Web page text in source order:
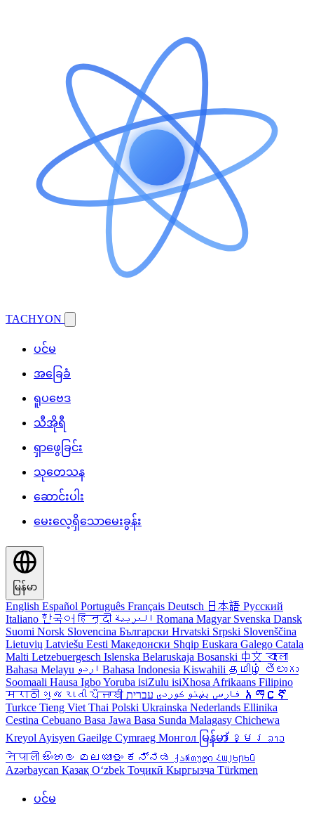
TACHYON
ပင်မ
အခြေခံ
ရူပဗေဒ
သီအိုရီ
ရှာဖွေခြင်း
သုတေသန
ဆောင်းပါး
မေးလေ့ရှိသောမေးခွန်း
မြန်မာ
English Español Português Français Deutsch 日本語 Русский
Italiano 한국어 हिन्दी Romana Magyar Svenska Dansk
Suomi Norsk Slovencina Български Hrvatski Srpski Slovenščina
Lietuvių Latviešu Eesti Македонски Shqip Euskara Galego Catala
Malti Letzebuergesch Islenska Belaruskaja Bosanski 中文 বাংলা
Bahasa Melayu
Bahasa Indonesia Kiswahili தமிழ்
తెలుగు
Soomaali Hausa IgboYoruba isiZulu isiXhosa Afrikaans Filipino
मराठी ગુજરાતી ਪੰਜਾਬੀ فارسی پښتو کوردی
አማርኛ
Turkce Tieng Viet Thai Polski Ukrainska Nederlands Ellinika
Cestina Cebuano Basa Jawa Basa Sunda Malagasy Chichewa
Kreyol Ayisyen Gaeilge Cymraeg Монгол မြန်မာ ខ្មែរ ລາວ
नेपाली සිංහල മലയാളം ಕನ್ನಡ ქართული Հայերեն
Azərbaycan Қазақ Oʻzbek Тоҷикӣ Кыргызча Türkmen
ပင်မ